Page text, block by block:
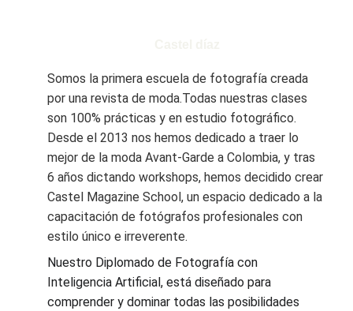
Somos la primera escuela de fotografía creada
por una revista de moda.Todas nuestras clases
son 100% prácticas y en estudio fotográfico.
Desde el 2013 nos hemos dedicado a traer lo
mejor de la moda Avant-Garde a Colombia, y tras
6 años dictando workshops, hemos decidido crear
Castel Magazine School, un espacio dedicado a la
capacitación de fotógrafos profesionales con
estilo único e irreverente.
Nuestro Diplomado de Fotografía con
Inteligencia Artificial, está diseñado para
comprender y dominar todas las posibilidades